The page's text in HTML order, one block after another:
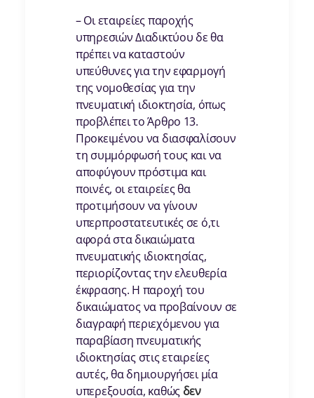
– Οι εταιρείες παροχής
υπηρεσιών Διαδικτύου δε θα
πρέπει να καταστούν
υπεύθυνες για την εφαρμογή
της νομοθεσίας για την
πνευματική ιδιοκτησία, όπως
προβλέπει το Άρθρο 13.
Προκειμένου να διασφαλίσουν
τη συμμόρφωσή τους και να
αποφύγουν πρόστιμα και
ποινές, οι εταιρείες θα
προτιμήσουν να γίνουν
υπερπροστατευτικές σε ό,τι
αφορά στα δικαιώματα
πνευματικής ιδιοκτησίας,
περιορίζοντας την ελευθερία
έκφρασης. Η παροχή του
δικαιώματος να προβαίνουν σε
διαγραφή περιεχόμενου για
παραβίαση πνευματικής
ιδιοκτησίας στις εταιρείες
αυτές, θα δημιουργήσει μία
υπερεξουσία, καθώς δεν